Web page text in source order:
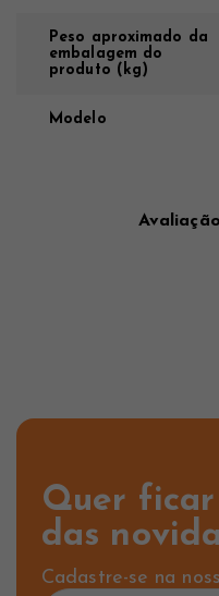
Peso aproximado da
embalagem do
produto (kg)
Modelo
Quer
das
Cadastre-se na